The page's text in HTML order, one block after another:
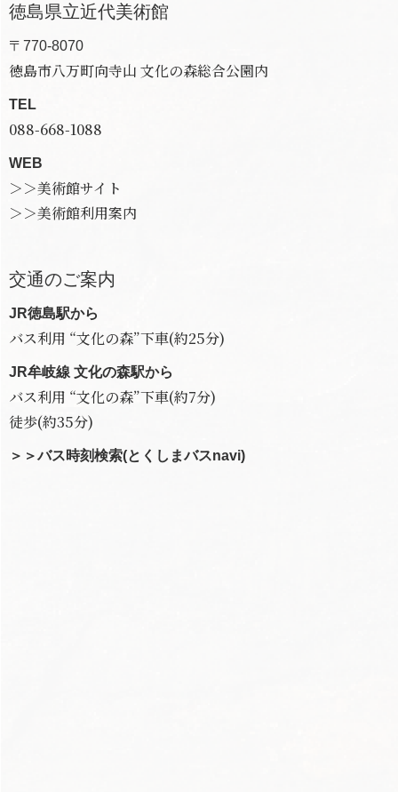
徳島県立近代美術館
〒770-8070
徳島市八万町向寺山 文化の森総合公園内
TEL
088-668-1088
WEB
＞＞美術館サイト
＞＞美術館利用案内
交通のご案内
JR徳島駅から
バス利用 “文化の森”下車(約25分)
JR牟岐線 文化の森駅から
バス利用 “文化の森”下車(約7分)
徒歩(約35分)
＞＞バス時刻検索(とくしまバスnavi)